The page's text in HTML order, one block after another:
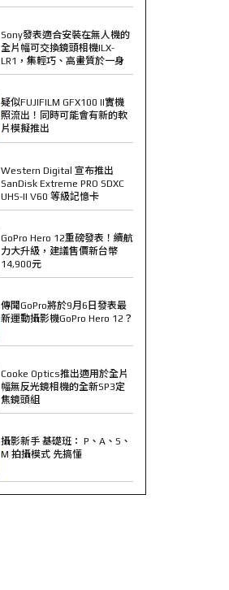
Sony發表適合安裝在無人機的
全片幅可交換鏡頭相機ILX-
LR1，集輕巧、高畫質於一身
疑似FUJIFILM GFX100 II實機
照流出！同時可能會有新的軟
片模擬推出
Western Digital 宣布推出
SanDisk Extreme PRO SDXC
UHS-II V60 等級記憶卡
GoPro Hero 12重磅發表！續航
力大升級，建議售價新台幣
14,900元
傳聞GoPro將於9月6日發表最
新運動攝影機GoPro Hero 12？
Cooke Optics推出適用於全片
幅無反光鏡相機的全新SP3定
焦鏡頭組
攝影新手 基礎班： P、A、S、
M 拍攝模式 先搞懂